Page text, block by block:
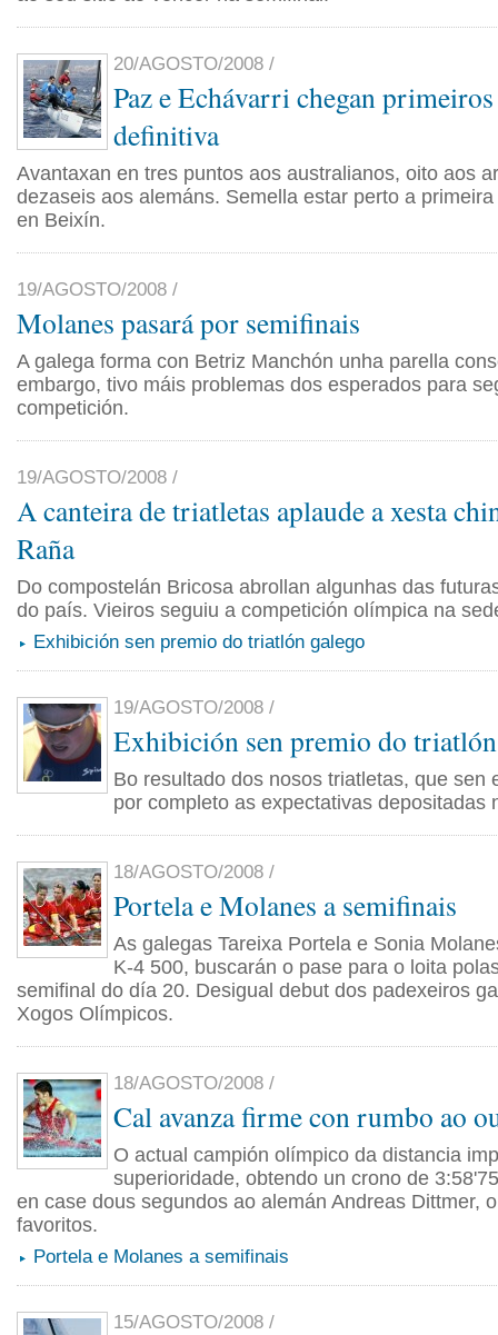
20/AGOSTO/2008 /
Paz e Echávarri chegan primeiros
definitiva
Avantaxan en tres puntos aos australianos, oito aos
dezaseis aos alemáns. Semella estar perto a
en Beixín.
19/AGOSTO/2008 /
Molanes pasará por semifinais
A galega forma con Betriz Manchón unha parella
embargo, tivo máis problemas dos esperados para
competición.
19/AGOSTO/2008 /
A canteira de triatletas aplaude a xesta
Raña
Do compostelán Bricosa abrollan algunhas das
do país. Vieiros seguiu a competición olímpica na
Exhibición sen premio do triatlón galego
19/AGOSTO/2008 /
Exhibición sen premio do
Bo resultado dos nosos triatletas, que sen
por completo as expectativas depositadas
18/AGOSTO/2008 /
Portela e Molanes a semifinais
As galegas Tareixa Portela e Sonia
K-4 500, buscarán o pase para o loita
semifinal do día 20. Desigual debut dos padexeiros
Xogos Olímpicos.
18/AGOSTO/2008 /
Cal avanza firme con rumbo ao
O actual campión olímpico da distancia
superioridade, obtendo un crono de
en case dous segundos ao alemán Andreas Dittmer,
favoritos.
Portela e Molanes a semifinais
15/AGOSTO/2008 /